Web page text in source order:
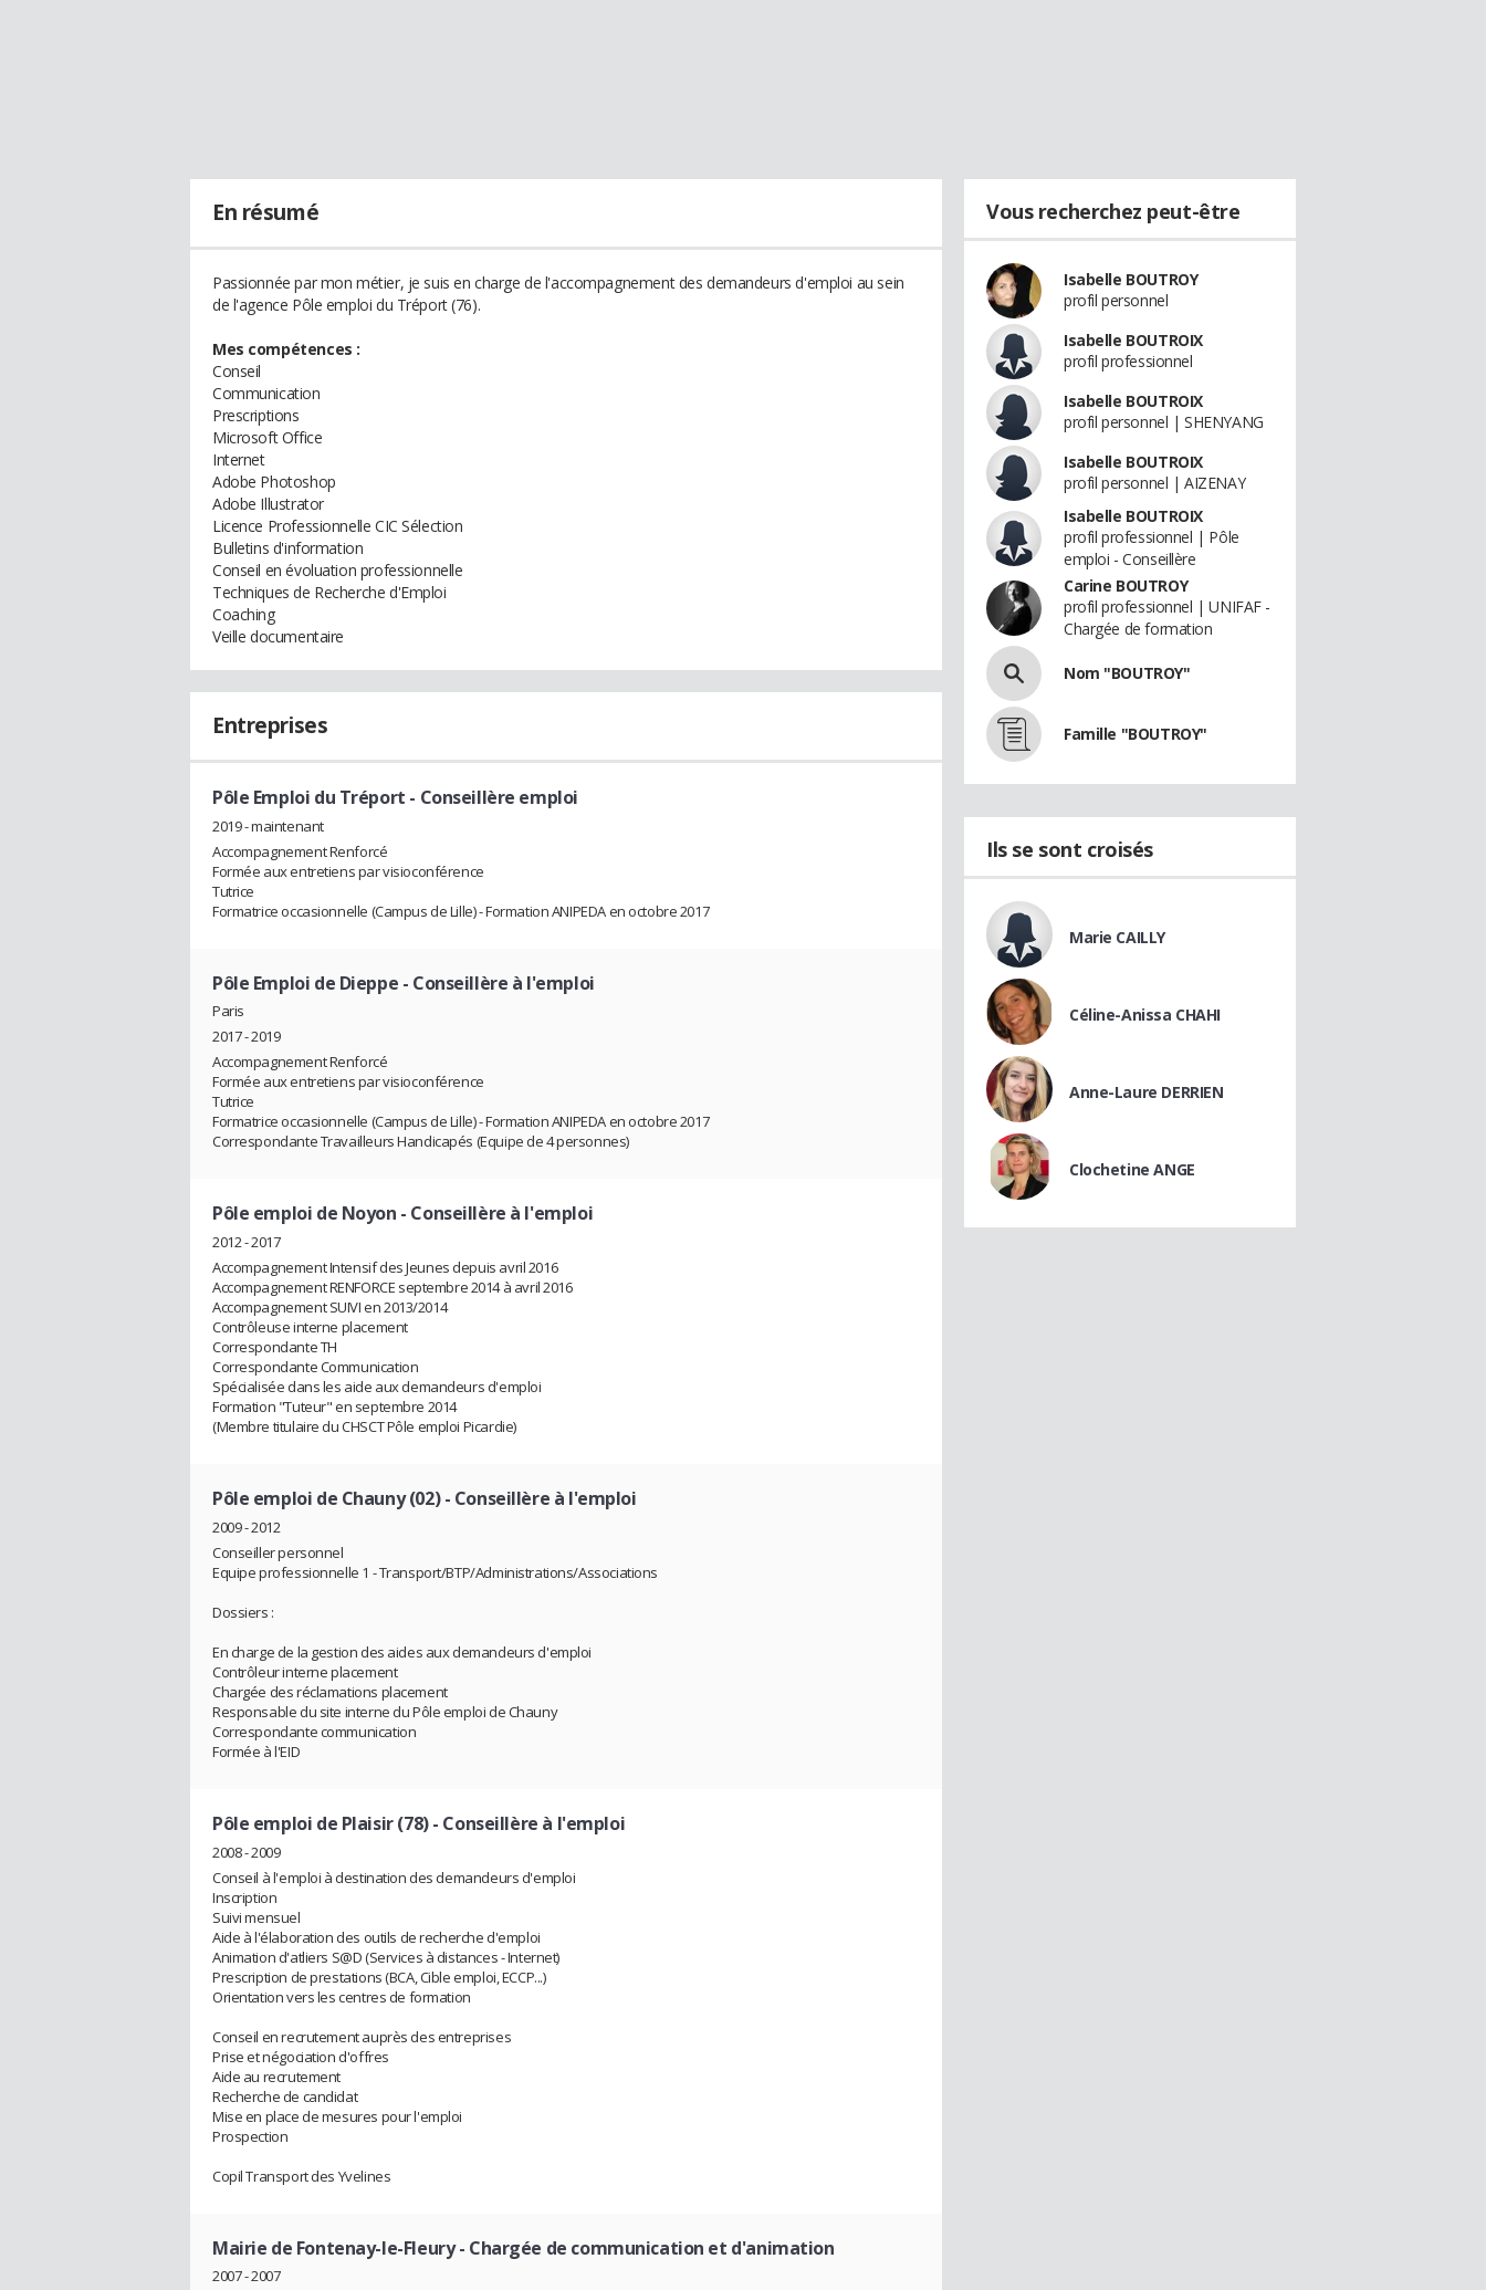
En résumé
Passionnée par mon métier, je suis en charge de l'accompagnement des demandeurs d'emploi au sein
de l'agence Pôle emploi du Tréport (76).
Mes compétences :
Conseil
Communication
Prescriptions
Microsoft Office
Internet
Adobe Photoshop
Adobe Illustrator
Licence Professionnelle CIC Sélection
Bulletins d'information
Conseil en évoluation professionnelle
Techniques de Recherche d'Emploi
Coaching
Veille documentaire
Entreprises
Pôle Emploi du Tréport - Conseillère emploi
2019 - maintenant
Accompagnement Renforcé
Formée aux entretiens par visioconférence
Tutrice
Formatrice occasionnelle (Campus de Lille) - Formation ANIPEDA en octobre 2017
Pôle Emploi de Dieppe - Conseillère à l'emploi
Paris
2017 - 2019
Accompagnement Renforcé
Formée aux entretiens par visioconférence
Tutrice
Formatrice occasionnelle (Campus de Lille) - Formation ANIPEDA en octobre 2017
Correspondante Travailleurs Handicapés (Equipe de 4 personnes)
Pôle emploi de Noyon - Conseillère à l'emploi
2012 - 2017
Accompagnement Intensif des Jeunes depuis avril 2016
Accompagnement RENFORCE septembre 2014 à avril 2016
Accompagnement SUIVI en 2013/2014
Contrôleuse interne placement
Correspondante TH
Correspondante Communication
Spécialisée dans les aide aux demandeurs d'emploi
Formation "Tuteur" en septembre 2014
(Membre titulaire du CHSCT Pôle emploi Picardie)
Pôle emploi de Chauny (02)- Conseillère à l'emploi
2009 - 2012
Conseiller personnel
Equipe professionnelle 1 - Transport/BTP/Administrations/Associations
Dossiers :
En charge de la gestion des aides aux demandeurs d'emploi
Contrôleur interne placement
Chargée des réclamations placement
Responsable du site interne du Pôle emploi de Chauny
Correspondante communication
Formée à l'EID
Pôle emploi de Plaisir (78)- Conseillère à l'emploi
2008 - 2009
Conseil à l'emploi à destination des demandeurs d'emploi
Inscription
Suivi mensuel
Aide à l'élaboration des outils de recherche d'emploi
Animation d'atliers S@D (Services à distances - Internet)
Prescription de prestations (BCA, Cible emploi, ECCP...)
Orientation vers les centres de formation
Conseil en recrutement auprès des entreprises
Prise et négociation d'offres
Aide au recrutement
Recherche de candidat
Mise en place de mesures pour l'emploi
Prospection
Copil Transport des Yvelines
Mairie de Fontenay-le-Fleury- Chargée de communication et d'animation
2007 - 2007
Vous recherchez peut-être
Isabelle BOUTROY
profil personnel
Isabelle BOUTROIX
profil professionnel
Isabelle BOUTROIX
profil personnel | SHENYANG
Isabelle BOUTROIX
profil personnel | AIZENAY
Isabelle BOUTROIX
profil professionnel | Pôle
emploi - Conseillère
Carine BOUTROY
profil professionnel | UNIFAF -
Chargée de formation
Nom "BOUTROY"
Famille "BOUTROY"
Ils se sont croisés
Marie CAILLY
Céline-Anissa CHAHI
Anne-Laure DERRIEN
Clochetine ANGE